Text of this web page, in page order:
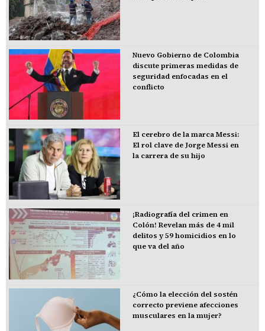
Nuevo Gobierno de Colombia
discute primeras medidas de
seguridad enfocadas en el
conflicto
El cerebro de la marca Messi:
El rol clave de Jorge Messi en
la carrera de su hijo
¡Radiografía del crimen en
Colón! Revelan más de 4 mil
delitos y 59 homicidios en lo
que va del año
¿Cómo la elección del sostén
correcto previene afecciones
musculares en la mujer?